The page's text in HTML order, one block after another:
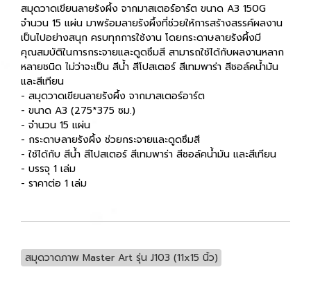
สมุดวาดเขียนลายรังผึ้ง จากมาสเตอร์อาร์ต ขนาด A3 150G
จำนวน 15 แผ่น มาพร้อมลายรังผึ้งที่ช่วยให้การสร้างสรรค์ผลงาน
เป็นไปอย่างสนุก ครบทุกการใช้งาน โดยกระดาษลายรังผึ้งมี
คุณสมบัติในการกระจายและดูดซึมสี สามารถใช้ได้กับผลงานหลาก
หลายชนิด ไม่ว่าจะเป็น สีน้ำ สีโปสเตอร์ สีเทมพาร่า สีชอล์คน้ำมัน
และสีเทียน
- สมุดวาดเขียนลายรังผึ้ง จากมาสเตอร์อาร์ต
- ขนาด A3 (275*375 ซม.)
- จำนวน 15 แผ่น
- กระดาษลายรังผึ้ง ช่วยกระจายและดูดซึมสี
- ใช้ได้กับ สีน้ำ สีโปสเตอร์ สีเทมพาร่า สีชอล์คน้ำมัน และสีเทียน
- บรรจุ 1 เล่ม
- ราคาต่อ 1 เล่ม
สมุดวาดภาพ Master Art รุ่น J103 (11x15 นิ้ว)